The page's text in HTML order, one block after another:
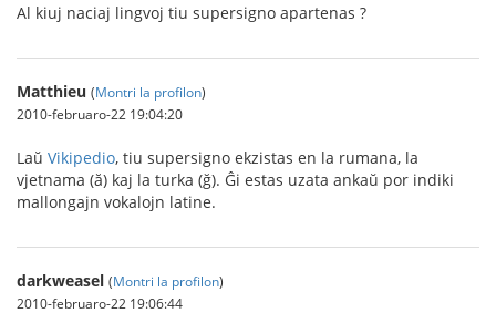
Al kiuj naciaj lingvoj tiu supersigno apartenas ?
Matthieu (Montri la profilon)
2010-februaro-22 19:04:20
Laŭ Vikipedio, tiu supersigno ekzistas en la rumana, la
vjetnama (ă) kaj la turka (ğ). Ĝi estas uzata ankaŭ por indiki
mallongajn vokalojn latine.
darkweasel (Montri la profilon)
2010-februaro-22 19:06:44